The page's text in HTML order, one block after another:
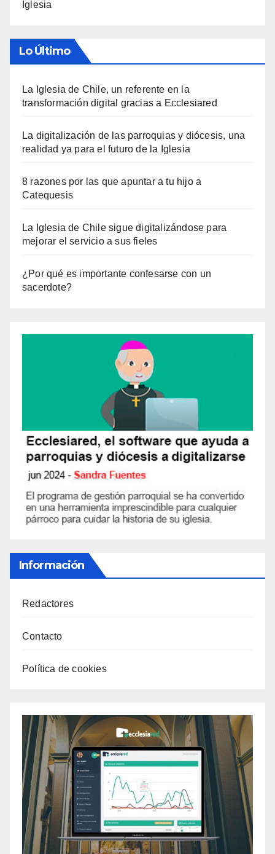
Iglesia
Lo Último
La Iglesia de Chile, un referente en la
transformación digital gracias a Ecclesiared
La digitalización de las parroquias y diócesis, una
realidad ya para el futuro de la Iglesia
8 razones por las que apuntar a tu hijo a
Catequesis
La Iglesia de Chile sigue digitalizándose para
mejorar el servicio a sus fieles
¿Por qué es importante confesarse con un
sacerdote?
Información
Redactores
Contacto
Política de cookies